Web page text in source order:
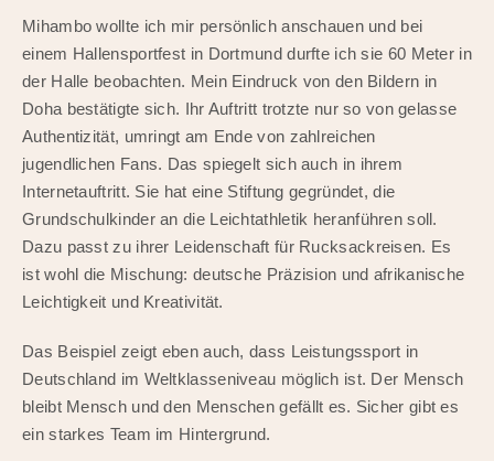
Mihambo wollte ich mir persönlich anschauen und bei
einem Hallensportfest in Dortmund durfte ich sie 60 Meter in
der Halle beobachten. Mein Eindruck von den Bildern in
Doha bestätigte sich. Ihr Auftritt trotzte nur so von gelasse
Authentizität, umringt am Ende von zahlreichen
jugendlichen Fans. Das spiegelt sich auch in ihrem
Internetauftritt. Sie hat eine Stiftung gegründet, die
Grundschulkinder an die Leichtathletik heranführen soll.
Dazu passt zu ihrer Leidenschaft für Rucksackreisen. Es
ist wohl die Mischung: deutsche Präzision und afrikanische
Leichtigkeit und Kreativität.
Das Beispiel zeigt eben auch, dass Leistungssport in
Deutschland im Weltklasseniveau möglich ist. Der Mensch
bleibt Mensch und den Menschen gefällt es. Sicher gibt es
ein starkes Team im Hintergrund.